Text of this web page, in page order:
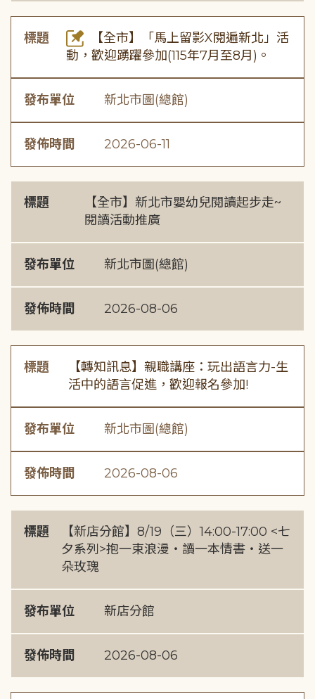
標題
【全市】「馬上留影X閱遍新北」活
動，歡迎踴躍參加(115年7月至8月)。
發布單位 新北市圖(總館)
發佈時間 2026-06-11
標題
【全市】新北市嬰幼兒閱讀起步走~
閱讀活動推廣
發布單位 新北市圖(總館)
發佈時間 2026-08-06
標題
【轉知訊息】親職講座：玩出語言力-生
活中的語言促進，歡迎報名參加!
發布單位 新北市圖(總館)
發佈時間 2026-08-06
標題
【新店分館】8/19（三）14:00-17:00 <七
夕系列>抱一束浪漫・讀一本情書・送一
朵玫瑰
發布單位 新店分館
發佈時間 2026-08-06